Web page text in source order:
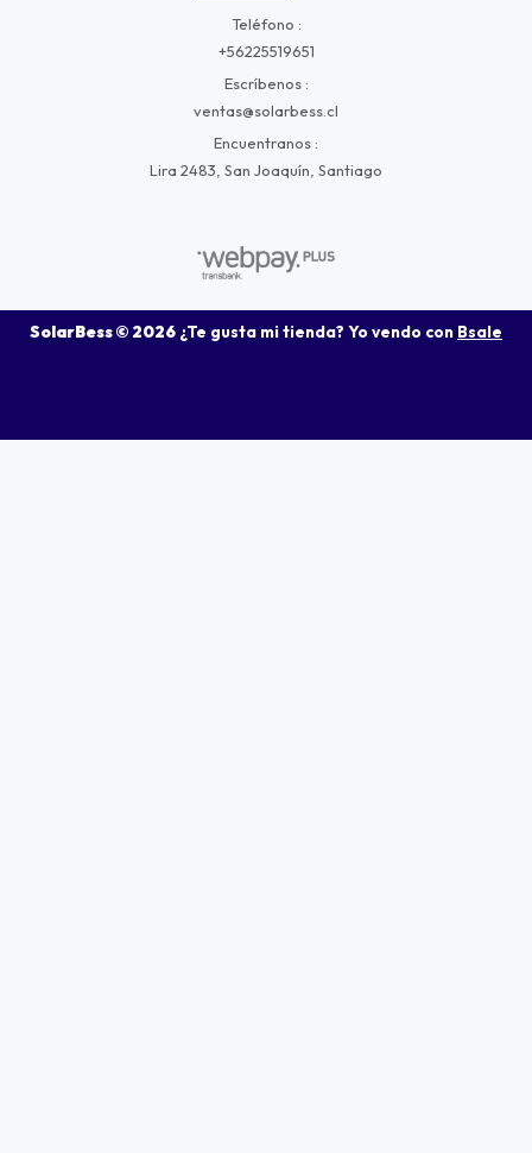
Teléfono
+56225519651
Escríbenos
ventas@solarbess.cl
Encuentranos
Lira 2483, San Joaquín, Santiago
SolarBess © 2026 ¿Te gusta mi tienda? Yo vendo con Bsale